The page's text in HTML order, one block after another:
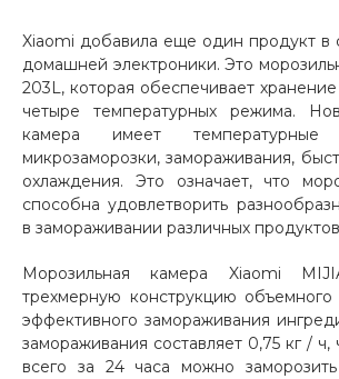
в корзину
Оплачивайте сегодня только
% картой любого банка
Получайте товар
выбранный способом
Оставшиеся75
% будут
списыватьсяс вашей карты
по 25 %каждые 2 недели
Xiaomi добавила еще один продукт в
домашней электроники. Это
203L, которая обеспечивает
четыре температурных режима.
камера имеет
микрозаморозки, замораживания,
охлаждения. Это означает, что
способна удовлетворить
в замораживании различных
Морозильная камера Xiaomi
трехмерную конструкцию
эффективного замораживания
замораживания составляет 0,75 кг / ч,
всего за 24 часа можно